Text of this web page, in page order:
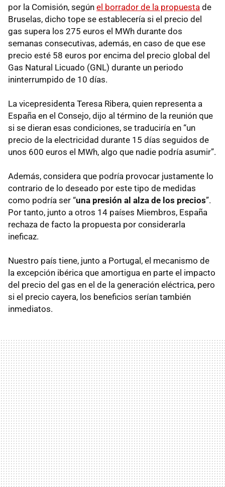
por la Comisión, según el borrador de la propuesta de
Bruselas, dicho tope se establecería si el precio del
gas supera los 275 euros el MWh durante dos
semanas consecutivas, además, en caso de que ese
precio esté 58 euros por encima del precio global del
Gas Natural Licuado (GNL) durante un periodo
ininterrumpido de 10 días.
La vicepresidenta Teresa Ribera, quien representa a
España en el Consejo, dijo al término de la reunión que
si se dieran esas condiciones, se traduciría en “un
precio de la electricidad durante 15 días seguidos de
unos 600 euros el MWh, algo que nadie podría asumir”.
Además, considera que podría provocar justamente lo
contrario de lo deseado por este tipo de medidas
como podría ser “una presión al alza de los precios”.
Por tanto, junto a otros 14 países Miembros, España
rechaza de facto la propuesta por considerarla
ineficaz.
Nuestro país tiene, junto a Portugal, el mecanismo de
la excepción ibérica que amortigua en parte el impacto
del precio del gas en el de la generación eléctrica, pero
si el precio cayera, los beneficios serían también
inmediatos.